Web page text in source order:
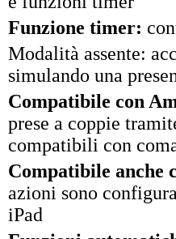
Funzione timer:
Modalità assente:
simulando una
Compatibile con
prese a coppie
compatibili con
Compatibile anche
azioni sono
iPad